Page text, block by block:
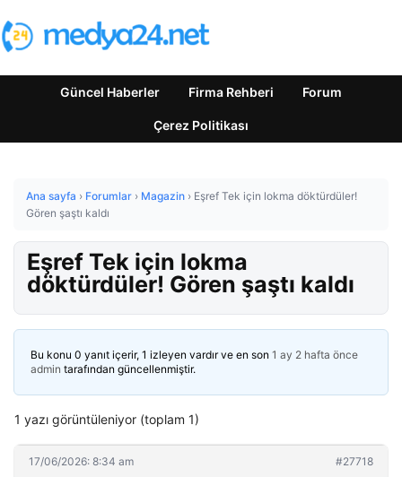
Güncel Haberler Firma Rehberi Forum
Çerez Politikası
Ana sayfa › Forumlar › Magazin › Eşref Tek için lokma döktürdüler!
Gören şaştı kaldı
Eşref Tek için lokma
döktürdüler! Gören şaştı kaldı
Bu konu 0 yanıt içerir, 1 izleyen vardır ve en son 1 ay 2 hafta önce
admin tarafından güncellenmiştir.
1 yazı görüntüleniyor (toplam 1)
17/06/2026: 8:34 am #27718